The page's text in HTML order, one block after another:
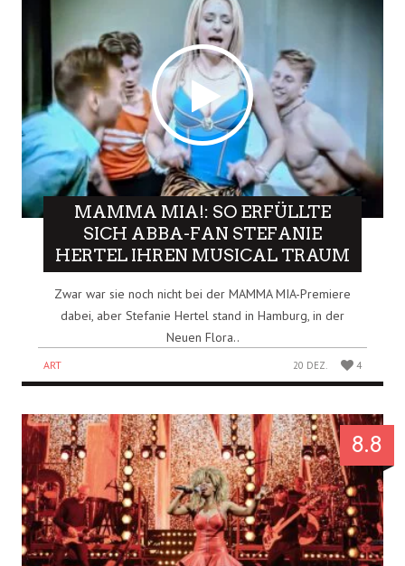
MAMMA MIA!: SO ERFÜLLTE
SICH ABBA-FAN STEFANIE
HERTEL IHREN MUSICAL TRAUM
Zwar war sie noch nicht bei der MAMMA MIA-Premiere
dabei, aber Stefanie Hertel stand in Hamburg, in der
Neuen Flora..
ART 20 DEZ. 4
8.8